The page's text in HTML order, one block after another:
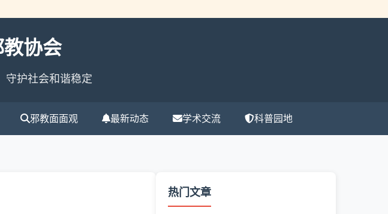
协会
守护社会和谐稳定
邪教面面观 最新动态 学术交流 科普园地
热门文章